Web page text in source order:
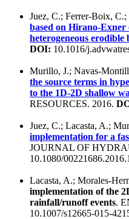
Juez, C.; Ferrer-Boix,
based on Hirano-
heterogeneous erodible
DOI: 10.1016/
Murillo, J.; Navas-
the source terms in
to the 1D-2D shallow
RESOURCES. 2016.
Juez, C.; Lacasta, A.;
implementation for a
JOURNAL OF
10.1080/
Lacasta, A.; Morales-
implementation of the
rainfall/runoff events.
10.1007/s12665-015-